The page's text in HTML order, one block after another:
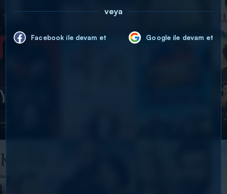
veya
Facebook ile devam et Google ile devam et